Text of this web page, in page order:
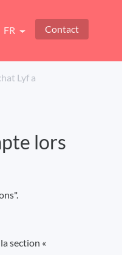
FR Contact
Lyf a
lors
section «